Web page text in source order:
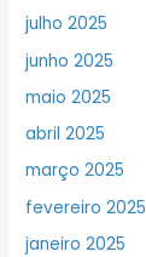
julho 2025
junho 2025
maio 2025
abril 2025
março 2025
fevereiro 2025
janeiro 2025